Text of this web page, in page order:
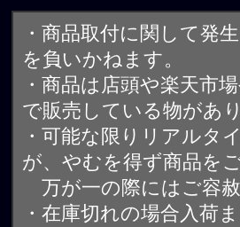
・商品取付に関して発
を負いかねます。
・商品は店頭や楽天市
で販売している物があ
・可能な限りリアルタ
が、やむを得ず商品を
万が一の際にはご容
・在庫切れの場合入荷